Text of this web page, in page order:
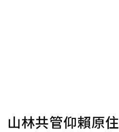
山林共管仰賴原